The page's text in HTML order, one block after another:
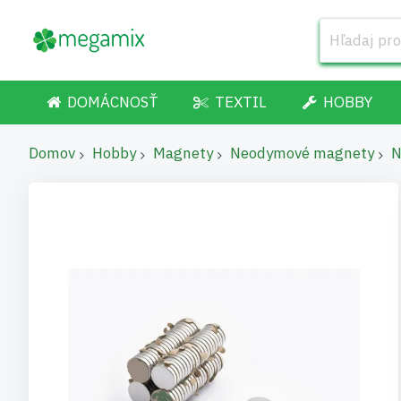
DOMÁCNOSŤ TEXTIL HOBBY
Domov Hobby Magnety Neodymové magnety